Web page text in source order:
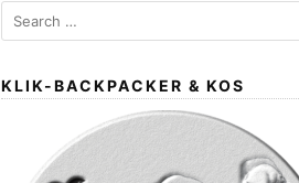
Search
for:
KLIK-BACKPACKER & KOS